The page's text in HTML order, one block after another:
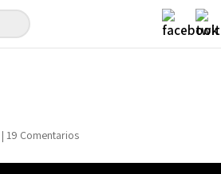
| 19 Comentarios